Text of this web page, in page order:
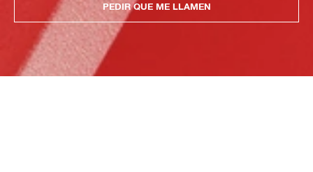
PEDIR QUE ME LLAMEN